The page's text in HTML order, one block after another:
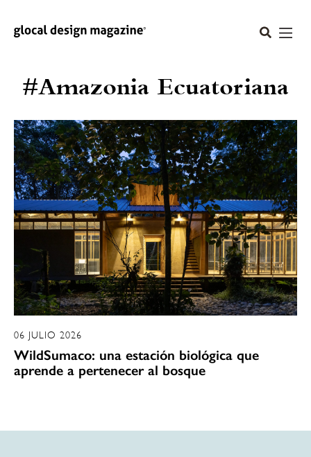
#Amazonia Ecuatoriana
06 JULIO 2026
WildSumaco: una estación biológica que
aprende a pertenecer al bosque